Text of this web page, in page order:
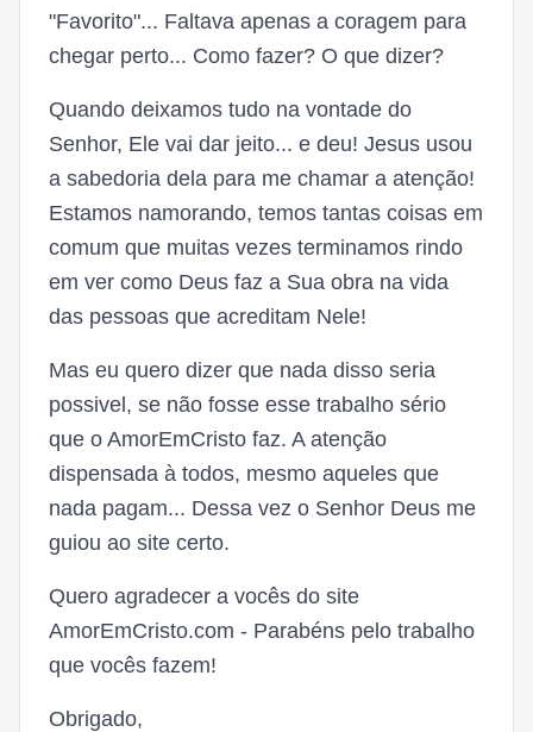
"Favorito"... Faltava apenas a coragem para
chegar perto... Como fazer? O que dizer?
Quando deixamos tudo na vontade do
Senhor, Ele vai dar jeito... e deu! Jesus usou
a sabedoria dela para me chamar a atenção!
Estamos namorando, temos tantas coisas em
comum que muitas vezes terminamos rindo
em ver como Deus faz a Sua obra na vida
das pessoas que acreditam Nele!
Mas eu quero dizer que nada disso seria
possivel, se não fosse esse trabalho sério
que o AmorEmCristo faz. A atenção
dispensada à todos, mesmo aqueles que
nada pagam... Dessa vez o Senhor Deus me
guiou ao site certo.
Quero agradecer a vocês do site
AmorEmCristo.com - Parabéns pelo trabalho
que vocês fazem!
Obrigado,